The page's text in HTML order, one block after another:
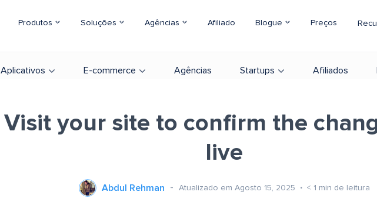
Produtos Soluções Agências Afiliado Blogue Preços
Aplicativos E-commerce Agências Startups Afiliados
Visit your site to confirm the
live
Abdul Rehman Atualizado em Agosto 15, 2025 < 1 min de leitura